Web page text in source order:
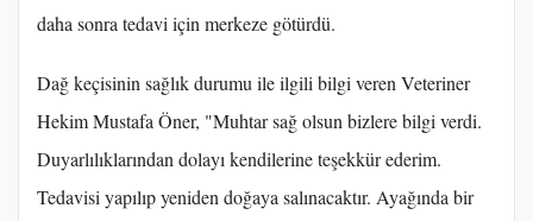
daha sonra tedavi için merkeze götürdü.
Dağ keçisinin sağlık durumu ile ilgili bilgi veren Veteriner
Hekim Mustafa Öner, "Muhtar sağ olsun bizlere bilgi verdi.
Duyarlılıklarından dolayı kendilerine teşekkür ederim.
Tedavisi yapılıp yeniden doğaya salınacaktır. Ayağında bir